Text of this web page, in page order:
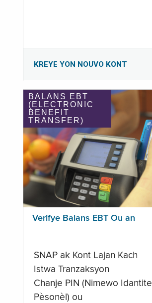
KREYE YON NOUVO KONT
BALANS EBT
(ELECTRONIC
BENEFIT
TRANSFER)
Verifye Balans EBT Ou an
SNAP ak Kont Lajan Kach
Istwa Tranzaksyon
Chanje PIN (Nimewo Idantite
Pèsonèl) ou